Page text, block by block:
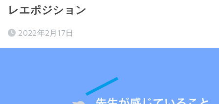
レエポジション
2022年2月17日